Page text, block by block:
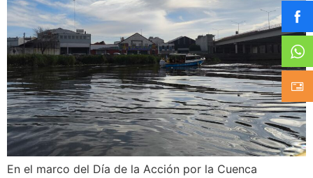
En el marco del Día de la Acción por la Cuenca